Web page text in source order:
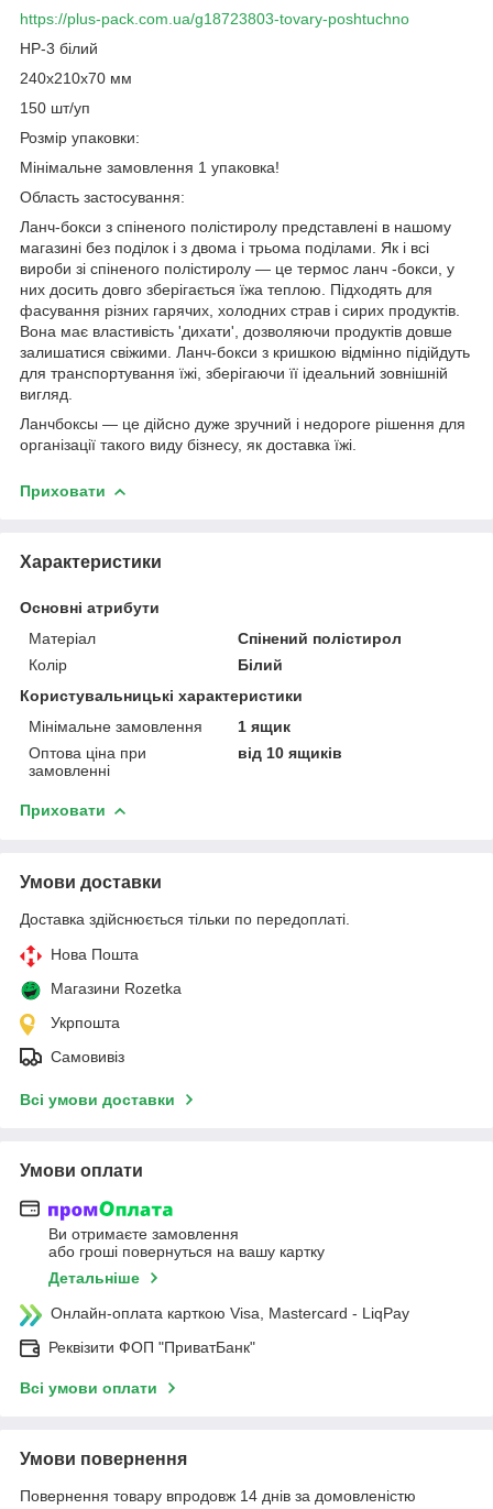
https://plus-pack.com.ua/g18723803-tovary-poshtuchno
НР-3 білий
240х210х70 мм
150 шт/уп
Розмір упаковки:
Мінімальне замовлення 1 упаковка!
Область застосування:
Ланч-бокси з спіненого полістиролу представлені в нашому
магазині без поділок і з двома і трьома поділами. Як і всі
вироби зі спіненого полістиролу ― це термос ланч -бокси, у
них досить довго зберігається їжа теплою. Підходять для
фасування різних гарячих, холодних страв і сирих продуктів.
Вона має властивість 'дихати', дозволяючи продуктів довше
залишатися свіжими. Ланч-бокси з кришкою відмінно підійдуть
для транспортування їжі, зберігаючи її ідеальний зовнішній
вигляд.
Ланчбоксы ― це дійсно дуже зручний і недороге рішення для
організації такого виду бізнесу, як доставка їжі.
Приховати
Характеристики
Основні атрибути
Матеріал
Спінений полістирол
Колір
Білий
Користувальницькі характеристики
Мінімальне замовлення
1 ящик
Оптова ціна при
замовленні
від 10 ящиків
Приховати
Умови доставки
Доставка здійснюється тільки по передоплаті.
Нова Пошта
Магазини Rozetka
Укрпошта
Самовивіз
Всі умови доставки
Умови оплати
Ви отримаєте замовлення
або гроші повернуться на вашу картку
Детальніше
Онлайн-оплата карткою Visa, Mastercard - LiqPay
Реквізити ФОП "ПриватБанк"
Всі умови оплати
Умови повернення
Повернення товару впродовж 14 днів за домовленістю